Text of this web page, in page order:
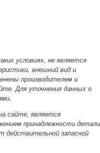
условиях, не является
внешний вид и
производителем и
Для уточнения данных о
сайте, является
принадлежности детали
действительной запасной